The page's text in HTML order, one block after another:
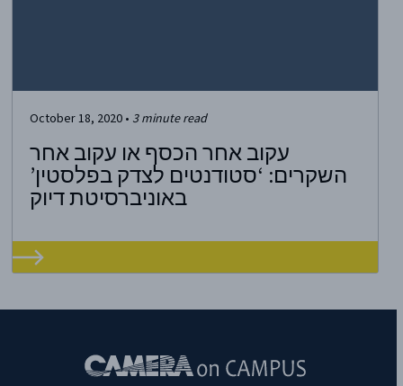
October 18, 2020 • 3minute read
עקוב אחר הכסף או עקוב אחר
השקרים: ‘סטודנטים לצדק בפלסטין’
באוניברסיטת דיוק